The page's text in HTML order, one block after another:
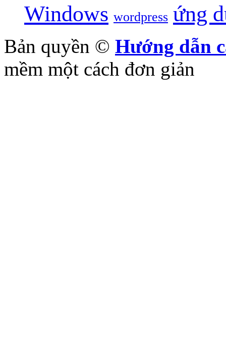
Windows wordpress ứng
Bản quyền © Hướng dẫn
mềm một cách đơn giản